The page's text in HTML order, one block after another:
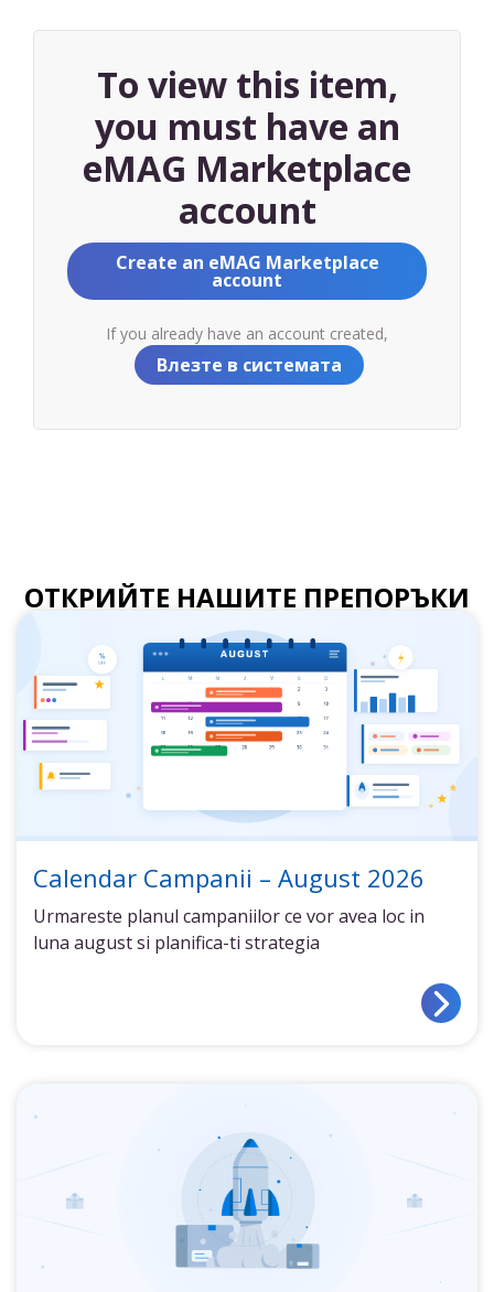
To view this item,
you must have an
eMAG Marketplace
account
Create an eMAG Marketplace
account
If you already have an account created,
Влезте в системата
ОТКРИЙТЕ НАШИТЕ ПРЕПОРЪКИ
Calendar Campanii – August 2026
Urmareste planul campaniilor ce vor avea loc in
luna august si planifica-ti strategia